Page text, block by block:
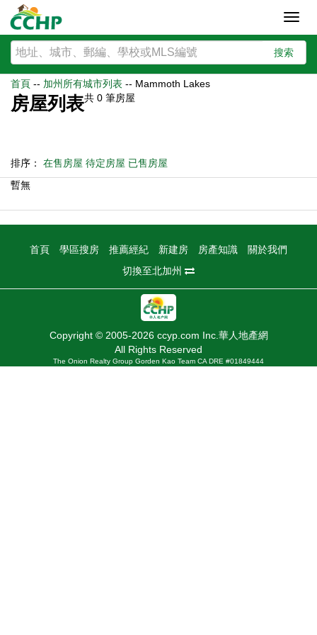
搜索
首頁 -- 加州所有城市列表 -- Mammoth Lakes
房屋列表共 0 筆房屋
排序： 在售房屋 待定房屋 已售房屋
暫無
首頁 學區搜房 推薦經紀 新建房 房產知識
關於我們
切換至北加州
Copyright © 2005-2026 ccyp.com Inc.華人地產網
All Rights Reserved
The Onion Realty Group Gorden Kao Team CA DRE #01849444